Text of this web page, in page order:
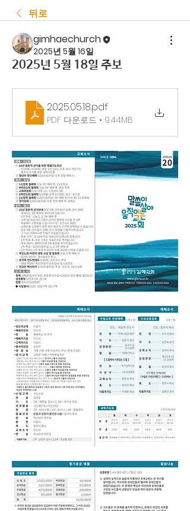
뒤로
gimhaechurch
2025년 5월 16일
2025년 5월 18일 주보
2025.05.18.pdf
PDF 다운로드 • 9.44MB